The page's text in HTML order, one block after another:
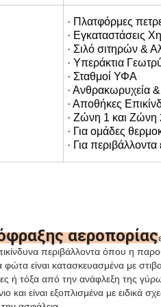
· Πλατφόρμες
· Εγκαταστάσεις
· Σιλό σιτηρών &
· Υπεράκτια
· Σταθμοί ΥΦΑ
· Ανθρακωρυχεία
· Αποθήκες
· Ζώνη 1 και Ζώνη
· Για ομάδες